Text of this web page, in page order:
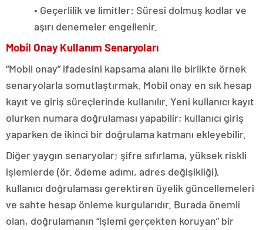
• Geçerlilik ve limitler: Süresi dolmuş kodlar ve
aşırı denemeler engellenir.
Mobil Onay Kullanım Senaryoları
“Mobil onay” ifadesini kapsama alanı ile birlikte örnek
senaryolarla somutlaştırmak. Mobil onay en sık hesap
kayıt ve giriş süreçlerinde kullanılır. Yeni kullanıcı kayıt
olurken numara doğrulaması yapabilir; kullanıcı giriş
yaparken de ikinci bir doğrulama katmanı ekleyebilir.
Diğer yaygın senaryolar; şifre sıfırlama, yüksek riskli
işlemlerde (ör. ödeme adımı, adres değişikliği),
kullanıcı doğrulaması gerektiren üyelik güncellemeleri
ve sahte hesap önleme kurgularıdır. Burada önemli
olan, doğrulamanın “işlemi gerçekten koruyan” bir